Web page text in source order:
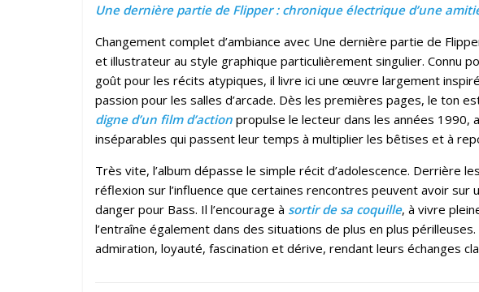
Une dernière partie de Flipper : chronique électrique d’une
Changement complet d’ambiance avec Une dernière partie de
et illustrateur au style graphique particulièrement singulier. Connu
goût pour les récits atypiques, il livre ici une œuvre largement
passion pour les salles d’arcade. Dès les premières pages, le ton
digne d’un film d’action propulse le lecteur dans les années 1990,
inséparables qui passent leur temps à multiplier les bêtises et à
Très vite, l’album dépasse le simple récit d’adolescence. Derrière
réflexion sur l’influence que certaines rencontres peuvent avoir sur
danger pour Bass. Il l’encourage à sortir de sa coquille, à vivre
l’entraîne également dans des situations de plus en plus
admiration, loyauté, fascination et dérive, rendant leurs échanges